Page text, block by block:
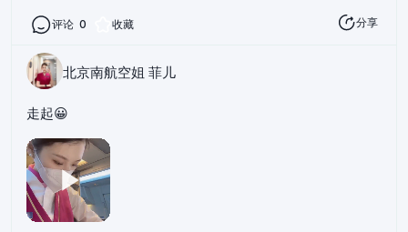
评论 0 收藏 分享
北京南航空姐 菲儿
走起😀